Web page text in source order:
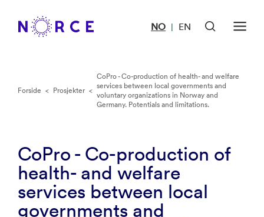
NO | EN
Forside < Prosjekter <
CoPro - Co-production of health- and welfare
services between local governments and
voluntary organizations in Norway and
Germany. Potentials and limitations.
CoPro - Co-production of
health- and welfare
services between local
governments and